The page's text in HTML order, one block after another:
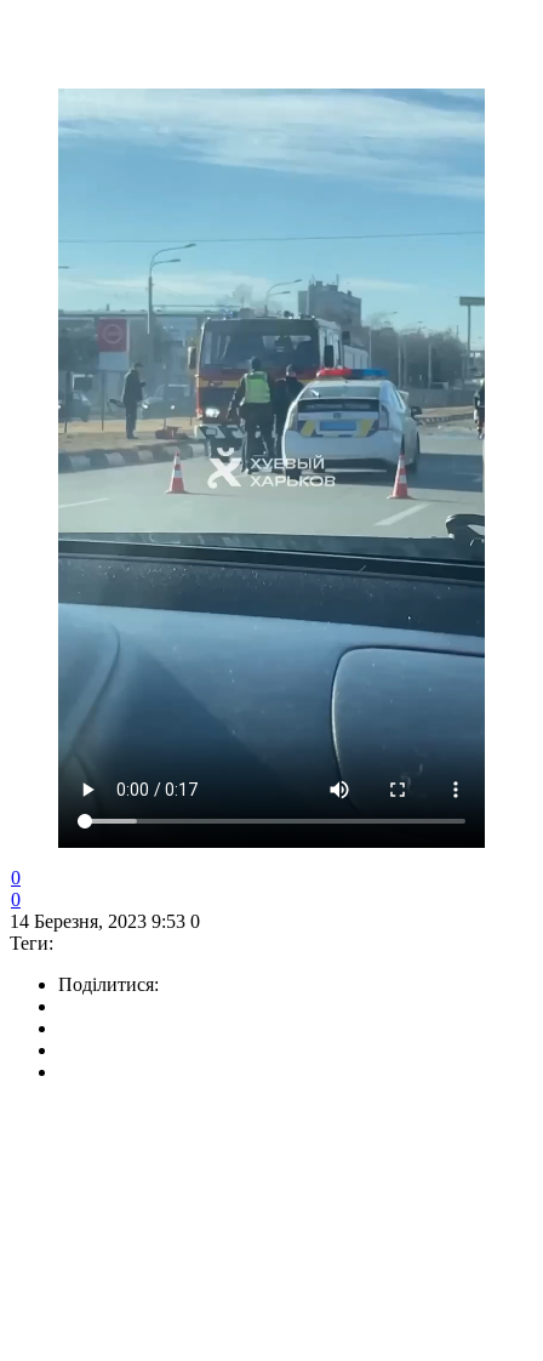
0
0
14 Березня, 2023 9:53 0
Теги:
Поділитися: